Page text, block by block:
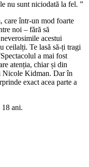
nu sunt niciodată la fel. ”
care într-un mod foarte
noi – fără să
acestui
ceilalți. Te lasă să-ți tragi
a mai fost
atenția, chiar și din
Nicole Kidman. Dar în
exact acea parte a
18 ani.